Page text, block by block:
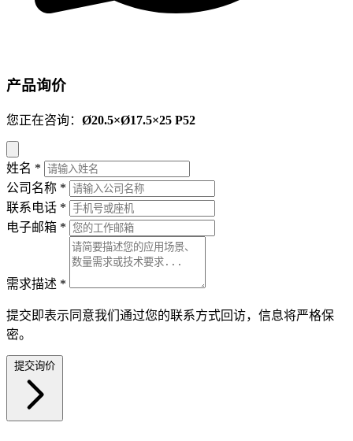
产品询价
您正在咨询： Ø20.5×Ø17.5×25 P52
姓名 *
公司名称 *
联系电话 *
电子邮箱 *
需求描述 *
提交即表示同意我们通过您的联系方式回访，信息将严格保
密。
提交询价